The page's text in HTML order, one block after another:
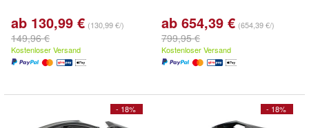
ab 130,99 € (130,99 €/)
149,96 €
Kostenloser Versand
ab 654,39 € (654,39 €/)
799,95 €
Kostenloser Versand
- 18% - 18%